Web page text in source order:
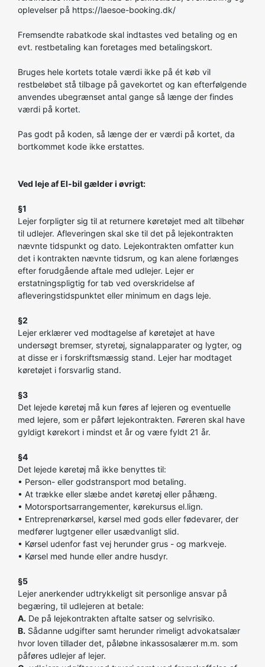
oplevelser på https://laesoe-booking.dk/
Fremsendte rabatkode skal indtastes ved betaling og en
evt. restbetaling kan foretages med betalingskort.
Bruges hele kortets totale værdi ikke på ét køb vil
restbeløbet stå tilbage på gavekortet og kan efterfølgende
anvendes ubegrænset antal gange så længe der findes
værdi på kortet.
Pas godt på koden, så længe der er værdi på kortet, da
bortkommet kode ikke erstattes.
Ved leje af El-bil gælder i øvrigt:
§1
Lejer forpligter sig til at returnere køretøjet med alt tilbehør
til udlejer. Afleveringen skal ske til det på lejekontrakten
nævnte tidspunkt og dato. Lejekontrakten omfatter kun
det i kontrakten nævnte tidsrum, og kan alene forlænges
efter forudgående aftale med udlejer. Lejer er
erstatningspligtig for tab ved overskridelse af
afleveringstidspunktet eller minimum en dags leje.
§2
Lejer erklærer ved modtagelse af køretøjet at have
undersøgt bremser, styretøj, signalapparater og lygter, og
at disse er i forskriftsmæssig stand. Lejer har modtaget
køretøjet i forsvarlig stand.
§3
Det lejede køretøj må kun føres af lejeren og eventuelle
med lejere, som er påført lejekontrakten. Føreren skal have
gyldigt kørekort i mindst et år og være fyldt 21 år.
§4
Det lejede køretøj må ikke benyttes til:
• Person- eller godstransport mod betaling.
• At trække eller slæbe andet køretøj eller påhæng.
• Motorsportsarrangementer, kørekursus el.lign.
• Entreprenørkørsel, kørsel med gods eller fødevarer, der
medfører lugtgener eller usædvanligt slid.
• Kørsel udenfor fast vej herunder grus - og markveje.
• Kørsel med hunde eller andre husdyr.
§5
Lejer anerkender udtrykkeligt sit personlige ansvar på
begæring, til udlejeren at betale:
A. De på lejekontrakten aftalte satser og selvrisiko.
B. Sådanne udgifter samt herunder rimeligt advokatsalær
hvor loven tillader det, påløbne inkassosalærer m.m. som
påføres udlejer af lejer.